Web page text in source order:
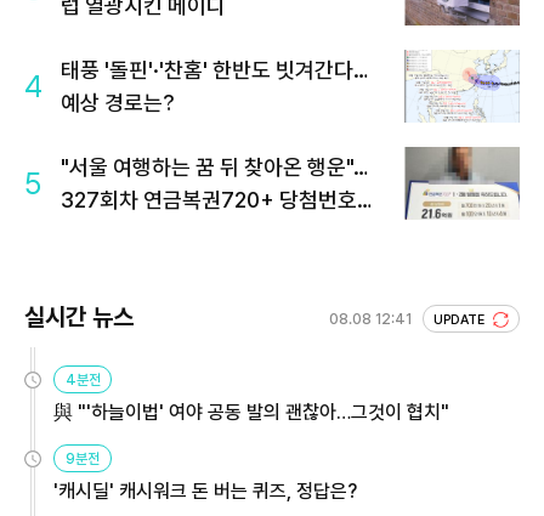
럽 열광시킨 메이디
4
태풍 '돌핀'·'찬홈' 한반도 빗겨간다…
예상 경로는?
5
"서울 여행하는 꿈 뒤 찾아온 행운"…
327회차 연금복권720+ 당첨번호조
실시간 뉴스 08.08 12:41 UPDATE
4분전
與 "'하늘이법' 여야 공동 발의 괜찮아…그것이 협치"
9분전
'캐시딜' 캐시워크 돈 버는 퀴즈, 정답은?